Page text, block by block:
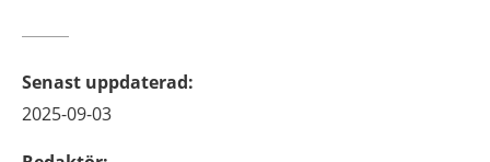
Senast uppdaterad:
2025-09-03